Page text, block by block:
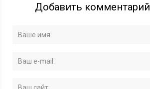
Добавить комментарий